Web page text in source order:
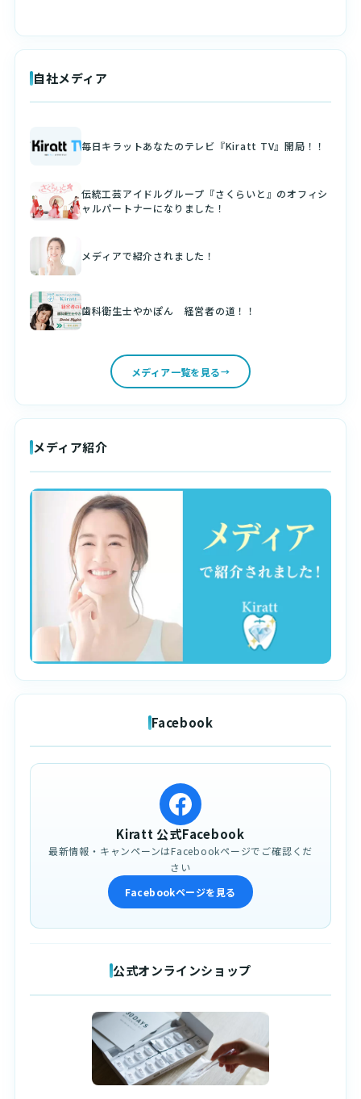
自社メディア
毎日キラットあなたのテレビ『Kiratt TV』開局！！
伝統工芸アイドルグループ『さくらいと』のオフィシ
ャルパートナーになりました！
メディアで紹介されました！
歯科衛生士やかぽん 経営者の道！！
メディア一覧を見る
メディア紹介
Facebook
Kiratt 公式Facebook
最新情報・キャンペーンはFacebookページでご確認くだ
さい
Facebookページを見る
公式オンラインショップ